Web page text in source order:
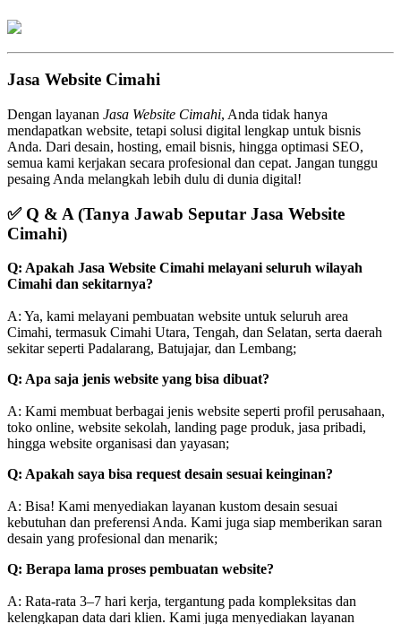
Jasa Website Cimahi
Dengan layanan Jasa Website Cimahi, Anda tidak hanya
mendapatkan website, tetapi solusi digital lengkap untuk bisnis
Anda. Dari desain, hosting, email bisnis, hingga optimasi SEO,
semua kami kerjakan secara profesional dan cepat. Jangan tunggu
pesaing Anda melangkah lebih dulu di dunia digital!
✅ Q & A (Tanya Jawab Seputar Jasa Website
Cimahi)
Q: Apakah Jasa Website Cimahi melayani seluruh wilayah
Cimahi dan sekitarnya?
A: Ya, kami melayani pembuatan website untuk seluruh area
Cimahi, termasuk Cimahi Utara, Tengah, dan Selatan, serta daerah
sekitar seperti Padalarang, Batujajar, dan Lembang;
Q: Apa saja jenis website yang bisa dibuat?
A: Kami membuat berbagai jenis website seperti profil perusahaan,
toko online, website sekolah, landing page produk, jasa pribadi,
hingga website organisasi dan yayasan;
Q: Apakah saya bisa request desain sesuai keinginan?
A: Bisa! Kami menyediakan layanan kustom desain sesuai
kebutuhan dan preferensi Anda. Kami juga siap memberikan saran
desain yang profesional dan menarik;
Q: Berapa lama proses pembuatan website?
A: Rata-rata 3–7 hari kerja, tergantung pada kompleksitas dan
kelengkapan data dari klien. Kami juga menyediakan layanan